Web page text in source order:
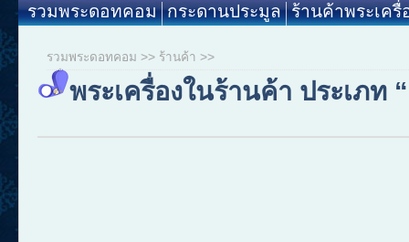
รวมพระดอทคอม กระดานประมูล ร้านค้าพระเครื่
รวมพระดอทคอม >> ร้านค้า >>
พระเครื่องในร้านค้า ประเภท